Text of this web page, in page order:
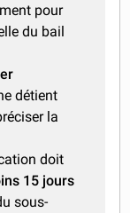
pour
du bail
détient
la
doit
15 jours
sous-